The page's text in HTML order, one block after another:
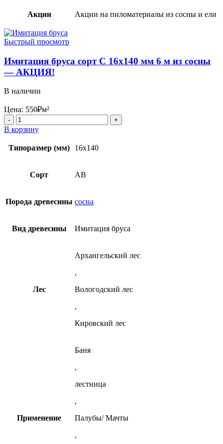
Акции Акции на пиломатериалы из сосны и ели
Быстрый просмотр
Имитация бруса сорт С 16х140 мм 6 м из сосны
— АКЦИЯ!
В наличии
Цена: 550₽м²
Количество
товара
Имитация
бруса
сорт
16х140
м
из
-
АКЦИЯ!
В корзину
Типоразмер (мм) 16х140
Сорт AB
Порода древесины сосна
Вид древесины Имитация бруса
Лес
Архангельский лес
,
Вологодский лес
,
Кировский лес
Применение
Баня
,
лестница
,
Палубы/ Мачты
,